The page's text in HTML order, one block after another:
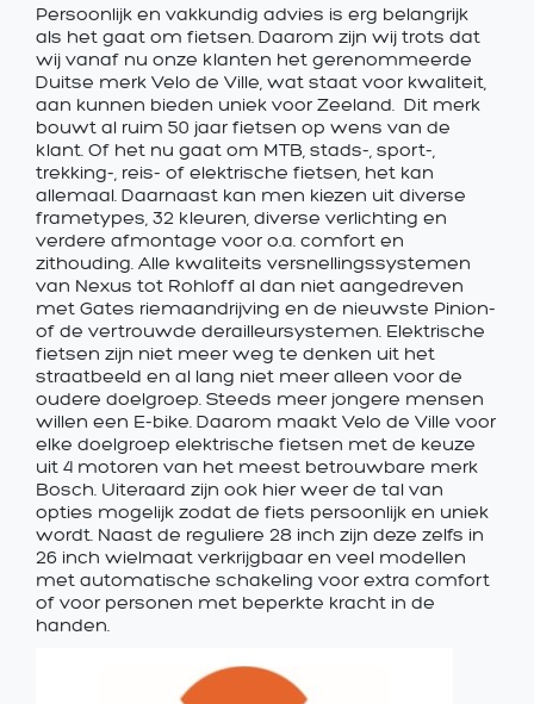
Persoonlijk en vakkundig advies is erg belangrijk
als het gaat om fietsen. Daarom zijn wij trots dat
wij vanaf nu onze klanten het gerenommeerde
Duitse merk Velo de Ville, wat staat voor kwaliteit,
aan kunnen bieden uniek voor Zeeland. Dit merk
bouwt al ruim 50 jaar fietsen op wens van de
klant. Of het nu gaat om MTB, stads-, sport-,
trekking-, reis- of elektrische fietsen, het kan
allemaal. Daarnaast kan men kiezen uit diverse
frametypes, 32 kleuren, diverse verlichting en
verdere afmontage voor o.a. comfort en
zithouding. Alle kwaliteits versnellingssystemen
van Nexus tot Rohloff al dan niet aangedreven
met Gates riemaandrijving en de nieuwste Pinion-
of de vertrouwde derailleursystemen. Elektrische
fietsen zijn niet meer weg te denken uit het
straatbeeld en al lang niet meer alleen voor de
oudere doelgroep. Steeds meer jongere mensen
willen een E-bike. Daarom maakt Velo de Ville voor
elke doelgroep elektrische fietsen met de keuze
uit 4 motoren van het meest betrouwbare merk
Bosch. Uiteraard zijn ook hier weer de tal van
opties mogelijk zodat de fiets persoonlijk en uniek
wordt. Naast de reguliere 28 inch zijn deze zelfs in
26 inch wielmaat verkrijgbaar en veel modellen
met automatische schakeling voor extra comfort
of voor personen met beperkte kracht in de
handen.